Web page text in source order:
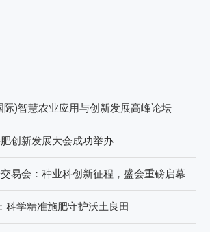
际)智慧农业应用与创新发展高峰论坛
创新发展大会成功举办
易会：种业科创新征程，盛会重磅启幕
科学精准施肥守护沃土良田